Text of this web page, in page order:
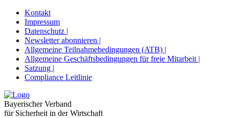
Kontakt
Impressum
Datenschutz |
Newsletter abonnieren |
Allgemeine Teilnahmebedingungen (ATB) |
Allgemeine Geschäftsbedingungen für freie Mitarbeit |
Satzung |
Compliance Leitlinie
Bayerischer Verband
für Sicherheit in der Wirtschaft